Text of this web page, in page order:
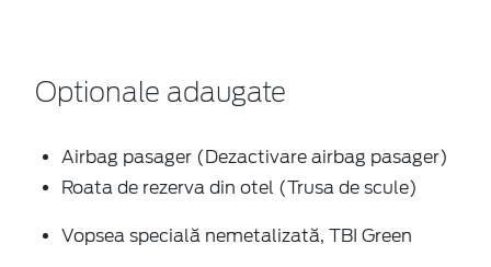
Optionale adaugate
Airbag pasager (Dezactivare airbag pasager)
Roata de rezerva din otel (Trusa de scule)
Vopsea specială nemetalizată, TBI Green